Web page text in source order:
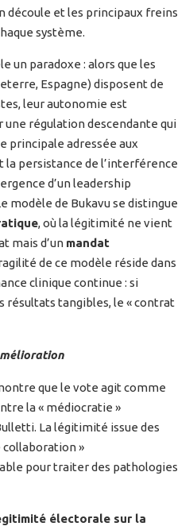
découle et les principaux freins
système.
un paradoxe : alors que les
Espagne) disposent de
leur autonomie est
régulation descendante qui
principale adressée aux
persistance de l’interférence
d’un leadership
modèle de Bukavu se distingue
, où la légitimité ne vient
mais d’un mandat
de ce modèle réside dans
clinique continue : si
résultats tangibles, le « contrat
que le vote agit comme
la « médiocratie »
La légitimité issue des
collaboration »
pour traiter des pathologies
électorale sur la